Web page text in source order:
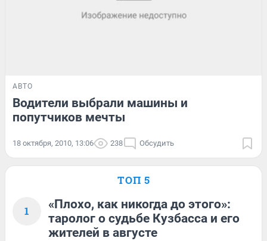
АВТО
Водители выбрали машины и
попутчиков мечты
18 октября, 2010, 13:06 238 Обсудить
ТОП 5
1
«Плохо, как никогда до этого»:
таролог о судьбе Кузбасса и его
жителей в августе